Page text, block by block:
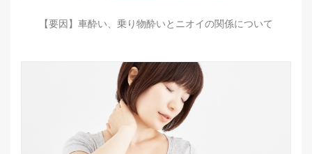
【要因】車酔い、乗り物酔いとニオイの関係について